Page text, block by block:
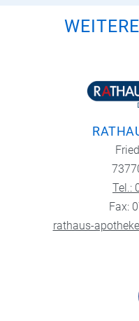
Tel.:
Fax:
rathaus-